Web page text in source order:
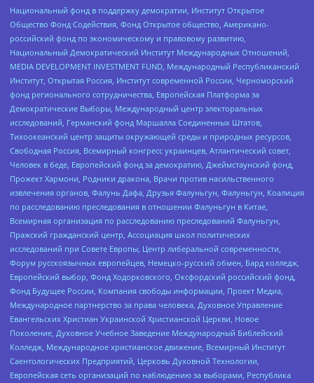
Национальный фонд в поддержку демократии, Институт Открытое
Общество Фонд Содействия, Фонд Открытое общество, Американо-
российский фонд по экономическому и правовому развитию,
Национальный Демократический Институт Международных Отношений,
MEDIA DEVELOPMENT INVESTMENT FUND, Международный Республиканский
Институт, Открытая Россия, Институт современной России, Черноморский
фонд регионального сотрудничества, Европейская Платформа за
Демократические Выборы, Международный центр электоральных
исследований, Германский фонд Маршалла Соединенных Штатов,
Тихоокеанский центр защиты окружающей среды и природных ресурсов,
Свободная Россия, Всемирный конгресс украинцев, Атлантический совет,
Человек в беде, Европейский фонд за демократию, Джеймстаунский фонд,
Прожект Хармони, Родники дракона, Врачи против насильственного
извлечения органов, Фалунь Дафа, Друзья Фалуньгун, Фалуньгун, Коалиция
по расследованию преследования в отношении Фалуньгун в Китае,
Всемирная организация по расследованию преследований Фалуньгун,
Пражский гражданский центр, Ассоциация школ политических
исследований при Совете Европы, Центр либеральной современности,
Форум русскоязычных европейцев, Немецко-русский обмен, Бард колледж,
Европейский выбор, Фонд Ходорковского, Оксфордский российский фонд,
Фонд Будущее России, Компания свободы информации, Проект Медиа,
Международное партнерство за права человека, Духовное Управление
Евангельских Христиан Украинской Христианской Церкви, Новое
Поколение, Духовное Учебное Заведение Международный Библейский
Колледж, Международное христианское движение, Всемирный Институт
Саентологических Предприятий, Церковь Духовной Технологии,
Европейская сеть организаций по наблюдению за выборами, Республика